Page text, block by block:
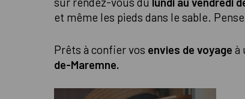
et même les pieds dans le sable.
Prêts à confier vos envies de voyageà
de-Maremne.